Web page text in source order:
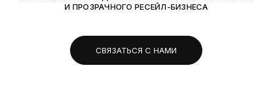
И ПРОЗРАЧНОГО РЕСЕЙЛ-БИЗНЕСА
СВЯЗАТЬСЯ С НАМИ